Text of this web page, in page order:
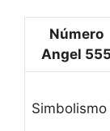
Número
Angel 555
Simbolismo